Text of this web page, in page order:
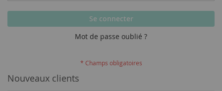
Se connecter
Mot de passe oublié ?
Nouveaux clients